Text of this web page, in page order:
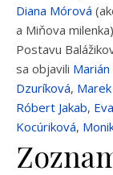
Diana Mórová
a Miňova
Postavu
sa objavili
Dzuríková,
Róbert Jakab,
Kocúriková,